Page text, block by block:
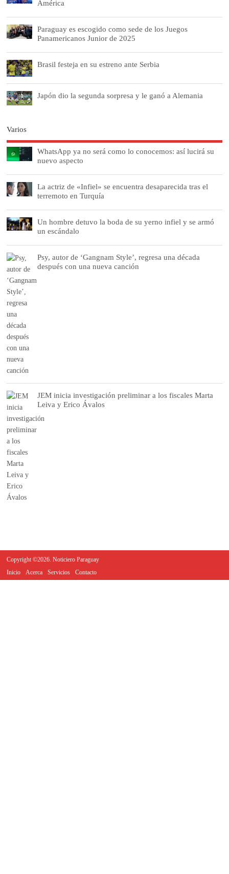
América
Paraguay es escogido como sede de los Juegos
Panamericanos Junior de 2025
Brasil festeja en su estreno ante Serbia
Japón dio la segunda sorpresa y le ganó a Alemania
Varios
WhatsApp ya no será como lo conocemos: así lucirá su
nuevo aspecto
La actriz de «Infiel» se encuentra desaparecida tras el
terremoto en Turquía
Un hombre detuvo la boda de su yerno infiel y se armó
un escándalo
Psy, autor de ‘Gangnam Style’, regresa una década
después con una nueva canción
JEM inicia investigación preliminar a los fiscales Marta
Leiva y Erico Ávalos
Copyright ©2026. Noticiero Paraguay
Inicio
Acerca Servicios Contacto